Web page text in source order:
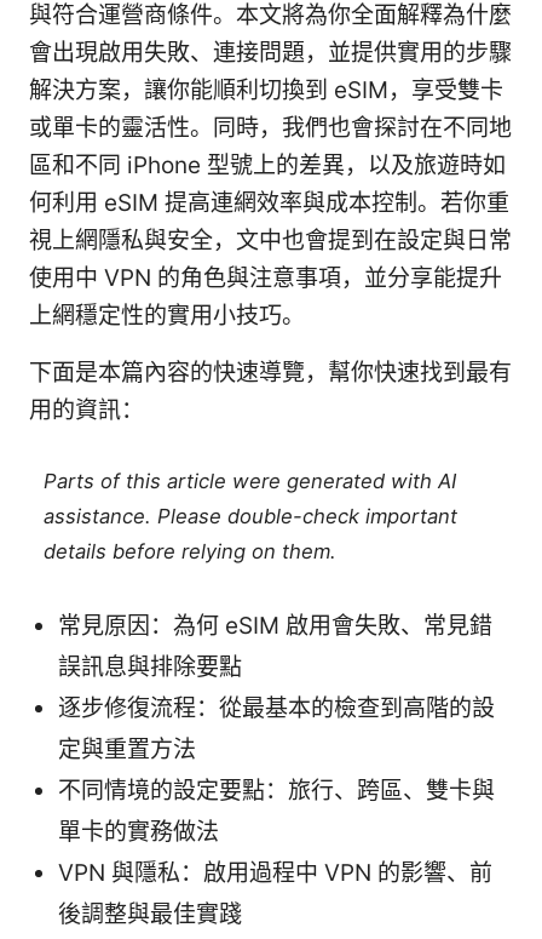
與符合運營商條件。本文將為你全面解釋為什麼
會出現啟用失敗、連接問題，並提供實用的步驟
解決方案，讓你能順利切換到 eSIM，享受雙卡
或單卡的靈活性。同時，我們也會探討在不同地
區和不同 iPhone 型號上的差異，以及旅遊時如
何利用 eSIM 提高連網效率與成本控制。若你重
視上網隱私與安全，文中也會提到在設定與日常
使用中 VPN 的角色與注意事項，並分享能提升
上網穩定性的實用小技巧。
下面是本篇內容的快速導覽，幫你快速找到最有
用的資訊：
Parts of this article were generated with AI
assistance. Please double-check important
details before relying on them.
常見原因：為何 eSIM 啟用會失敗、常見錯
誤訊息與排除要點
逐步修復流程：從最基本的檢查到高階的設
定與重置方法
不同情境的設定要點：旅行、跨區、雙卡與
單卡的實務做法
VPN 與隱私：啟用過程中 VPN 的影響、前
後調整與最佳實踐